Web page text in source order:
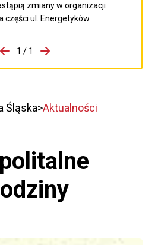
zmiany w organizacji
części ul. Energetyków.
1 / 1
Przejdź do następnego
Śląska Aktualności